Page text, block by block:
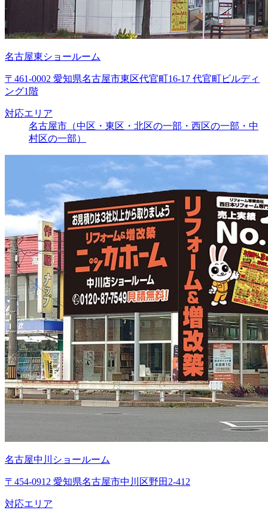
名古屋東ショールーム
〒461-0002 愛知県名古屋市東区代官町16-17 代官町ビルディ
ング1階
対応エリア
名古屋市（中区・東区・北区の一部・西区の一部・中
村区の一部）
名古屋中川ショールーム
〒454-0912 愛知県名古屋市中川区野田2-412
対応エリア